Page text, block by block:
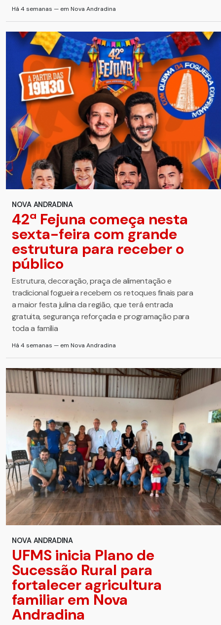
Há 4 semanas — em Nova Andradina
NOVA ANDRADINA
42ª Fejuna começa nesta
sexta-feira com grande
estrutura para receber o
público
Estrutura, decoração, praça de alimentação e
tradicional fogueira recebem os retoques finais para
a maior festa julina da região, que terá entrada
gratuita, segurança reforçada e programação para
toda a família
Há 4 semanas — em Nova Andradina
NOVA ANDRADINA
UFMS inicia Plano de
Sucessão Rural para
fortalecer agricultura
familiar em Nova
Andradina